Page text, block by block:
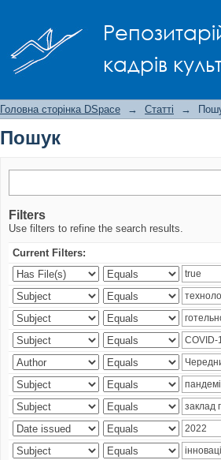
кадрів
Головна сторінка DSpace → Статті →
Пошук
Filters
Use filters to refine the search results.
Current Filters: